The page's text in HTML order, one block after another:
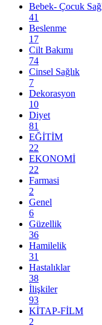
Bebek- Çocuk
41
Beslenme
17
Cilt Bakımı
74
Cinsel Sağlık
7
Dekorasyon
10
Diyet
81
EĞİTİM
22
EKONOMİ
22
Farmasi
2
Genel
6
Güzellik
36
Hamilelik
31
Hastalıklar
38
İlişkiler
93
KİTAP-FİLM
2